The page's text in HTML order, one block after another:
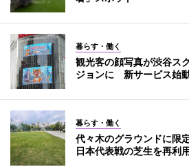
暮らす・働く
観光客の顔写真が渋谷ス
ジョンに 新サービス始
暮らす・働く
代々木のグラウンドに
日本代表戦の芝生を再利